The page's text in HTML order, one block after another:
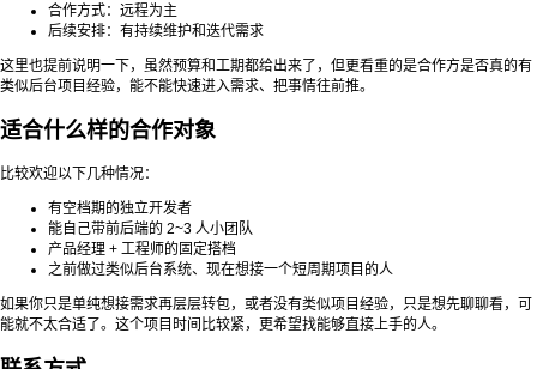
合作方式：远程为主
后续安排：有持续维护和迭代需求
这里也提前说明一下，虽然预算和工期都给出来了，但更看重的是合作方是否真的有
类似后台项目经验，能不能快速进入需求、把事情往前推。
适合什么样的合作对象
比较欢迎以下几种情况：
有空档期的独立开发者
能自己带前后端的 2~3 人小团队
产品经理 + 工程师的固定搭档
之前做过类似后台系统、现在想接一个短周期项目的人
如果你只是单纯想接需求再层层转包，或者没有类似项目经验，只是想先聊聊看，可
能就不太合适了。这个项目时间比较紧，更希望找能够直接上手的人。